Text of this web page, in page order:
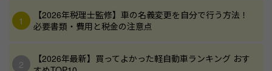
【2026年税理士監修】車の名義変更を自分で行う方法！
必要書類・費用と税金の注意点
【2026年最新】買ってよかった軽自動車ランキング おす